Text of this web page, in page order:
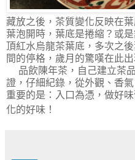
藏放之後，茶質變化反映在
葉泡開時，葉底是捲縮？或
頂紅水烏龍茶葉底，多次之
間的停格，歲月的驚嘆在此出
品飲陳年茶，自己建立茶
證，仔細紀錄，從外觀、香
重要的是：入口為憑，做好
化的好味！